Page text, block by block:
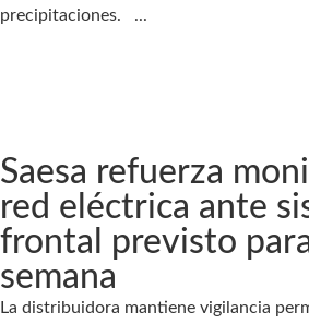
precipitaciones. ...
Saesa refuerza
red eléctrica ante
frontal previsto
semana
La distribuidora mantiene vigilancia